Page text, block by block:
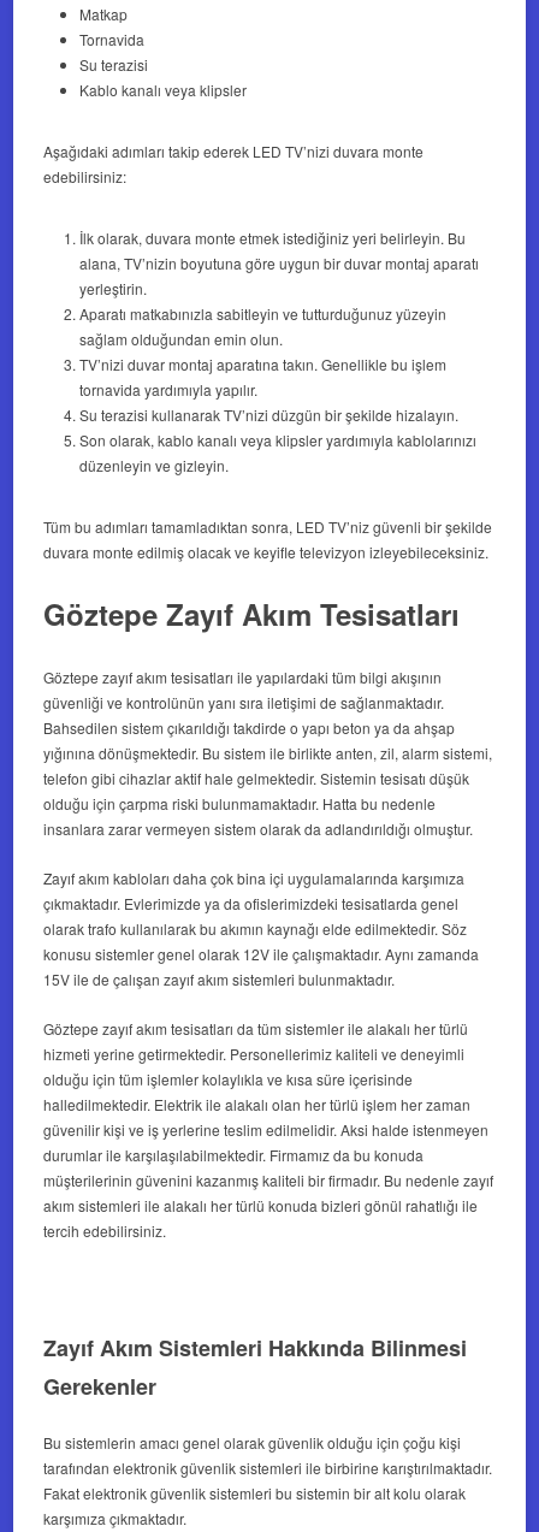
Matkap
Tornavida
Su terazisi
Kablo kanalı veya klipsler
Aşağıdaki adımları takip ederek LED TV’nizi duvara monte
edebilirsiniz:
İlk olarak, duvara monte etmek istediğiniz yeri belirleyin. Bu
alana, TV’nizin boyutuna göre uygun bir duvar montaj aparatı
yerleştirin.
Aparatı matkabınızla sabitleyin ve tutturduğunuz yüzeyin
sağlam olduğundan emin olun.
TV’nizi duvar montaj aparatına takın. Genellikle bu işlem
tornavida yardımıyla yapılır.
Su terazisi kullanarak TV’nizi düzgün bir şekilde hizalayın.
Son olarak, kablo kanalı veya klipsler yardımıyla kablolarınızı
düzenleyin ve gizleyin.
Tüm bu adımları tamamladıktan sonra, LED TV’niz güvenli bir şekilde
duvara monte edilmiş olacak ve keyifle televizyon izleyebileceksiniz.
Göztepe Zayıf Akım Tesisatları
Göztepe zayıf akım tesisatları ile yapılardaki tüm bilgi akışının
güvenliği ve kontrolünün yanı sıra iletişimi de sağlanmaktadır.
Bahsedilen sistem çıkarıldığı takdirde o yapı beton ya da ahşap
yığınına dönüşmektedir. Bu sistem ile birlikte anten, zil, alarm sistemi,
telefon gibi cihazlar aktif hale gelmektedir. Sistemin tesisatı düşük
olduğu için çarpma riski bulunmamaktadır. Hatta bu nedenle
insanlara zarar vermeyen sistem olarak da adlandırıldığı olmuştur.
Zayıf akım kabloları daha çok bina içi uygulamalarında karşımıza
çıkmaktadır. Evlerimizde ya da ofislerimizdeki tesisatlarda genel
olarak trafo kullanılarak bu akımın kaynağı elde edilmektedir. Söz
konusu sistemler genel olarak 12V ile çalışmaktadır. Aynı zamanda
15V ile de çalışan zayıf akım sistemleri bulunmaktadır.
Göztepe zayıf akım tesisatları da tüm sistemler ile alakalı her türlü
hizmeti yerine getirmektedir. Personellerimiz kaliteli ve deneyimli
olduğu için tüm işlemler kolaylıkla ve kısa süre içerisinde
halledilmektedir. Elektrik ile alakalı olan her türlü işlem her zaman
güvenilir kişi ve iş yerlerine teslim edilmelidir. Aksi halde istenmeyen
durumlar ile karşılaşılabilmektedir. Firmamız da bu konuda
müşterilerinin güvenini kazanmış kaliteli bir firmadır. Bu nedenle zayıf
akım sistemleri ile alakalı her türlü konuda bizleri gönül rahatlığı ile
tercih edebilirsiniz.
Zayıf Akım Sistemleri Hakkında Bilinmesi
Gerekenler
Bu sistemlerin amacı genel olarak güvenlik olduğu için çoğu kişi
tarafından elektronik güvenlik sistemleri ile birbirine karıştırılmaktadır.
Fakat elektronik güvenlik sistemleri bu sistemin bir alt kolu olarak
karşımıza çıkmaktadır.